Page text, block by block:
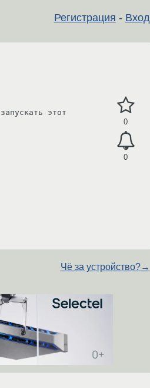
Регистрация - Вход
0
0
этот
Чё за устройство?→